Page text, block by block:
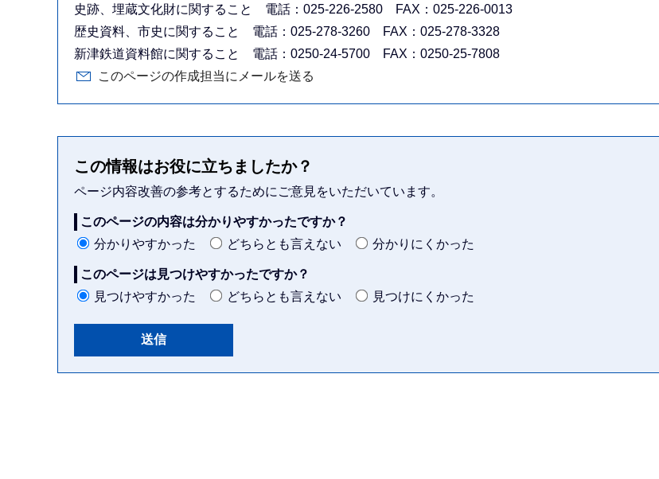
史跡、埋蔵文化財に関すること 電話：025-226-2580 FAX：025-226-0013
歴史資料、市史に関すること 電話：025-278-3260 FAX：025-278-3328
新津鉄道資料館に関すること 電話：0250-24-5700 FAX：0250-25-7808
このページの作成担当にメールを送る
この情報はお役に立ちましたか？
ページ内容改善の参考とするためにご意見をいただいています。
このページの内容は分かりやすかったですか？
分かりやすかった
どちらとも言えない 分かりにくかった
このページは見つけやすかったですか？
見つけやすかった
どちらとも言えない 見つけにくかった